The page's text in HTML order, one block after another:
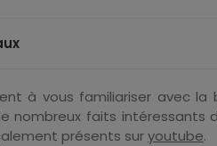
à vous familiariser avec
nombreux faits intéressants
présents suryoutube.